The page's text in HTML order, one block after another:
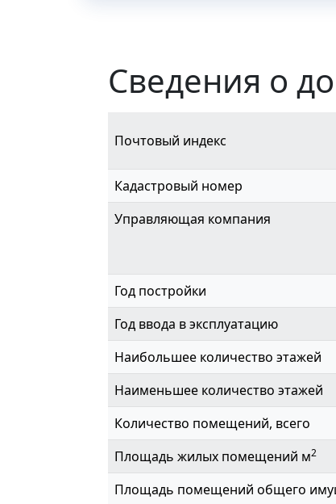
Сведения о
Почтовый индекс
Кадастровый номер
Управляющая компания
Год постройки
Год ввода в эксплуатацию
Наибольшее количество этажей
Наименьшее количество этажей
Количество помещений, всего
Площадь жилых помещений м2
Площадь помещений общего